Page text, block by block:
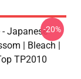
Japanese
| Bleach |
TP2010
-20%